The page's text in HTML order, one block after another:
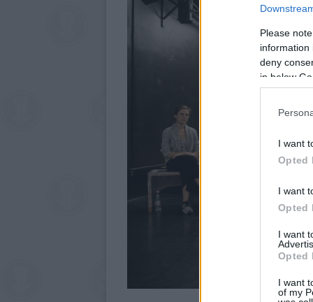
Please
information
deny
in below
I want
Opted
I want
Opted
I want
Opted
I want
of my